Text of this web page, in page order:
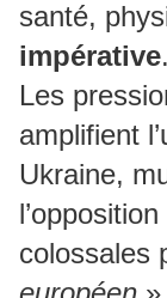
santé,
impérative.
Les
amplifient
Ukraine,
colossales